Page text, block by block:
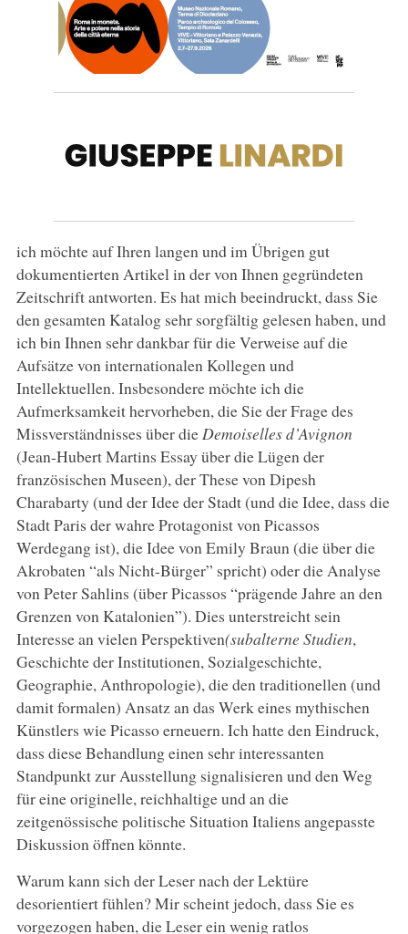
ich möchte auf Ihren langen und im Übrigen gut
dokumentierten Artikel in der von Ihnen gegründeten
Zeitschrift antworten. Es hat mich beeindruckt, dass Sie
den gesamten Katalog sehr sorgfältig gelesen haben, und
ich bin Ihnen sehr dankbar für die Verweise auf die
Aufsätze von internationalen Kollegen und
Intellektuellen. Insbesondere möchte ich die
Aufmerksamkeit hervorheben, die Sie der Frage des
Missverständnisses über dieDemoiselles d’Avignon
(Jean-Hubert Martins Essay über die Lügen der
französischen Museen), der These von Dipesh
Charabarty (und der Idee der Stadt (und die Idee, dass die
Stadt Paris der wahre Protagonist von Picassos
Werdegang ist), die Idee von Emily Braun (die über die
Akrobaten “als Nicht-Bürger” spricht) oder die Analyse
von Peter Sahlins (über Picassos “prägende Jahre an den
Grenzen von Katalonien”). Dies unterstreicht sein
Interesse an vielen Perspektiven(subalterne Studien,
Geschichte der Institutionen, Sozialgeschichte,
Geographie, Anthropologie), die den traditionellen (und
damit formalen) Ansatz an das Werk eines mythischen
Künstlers wie Picasso erneuern. Ich hatte den Eindruck,
dass diese Behandlung einen sehr interessanten
Standpunkt zur Ausstellung signalisieren und den Weg
für eine originelle, reichhaltige und an die
zeitgenössische politische Situation Italiens angepasste
Diskussion öffnen könnte.
Warum kann sich der Leser nach der Lektüre
desorientiert fühlen? Mir scheint jedoch, dass Sie es
vorgezogen haben, die Leser ein wenig ratlos